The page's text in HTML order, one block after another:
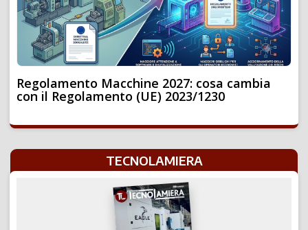
Regolamento Macchine 2027: cosa cambia
con il Regolamento (UE) 2023/1230
TECNOLAMIERA